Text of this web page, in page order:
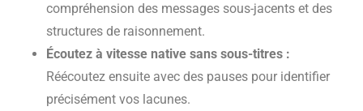
compréhension des messages sous-jacents et des
structures de raisonnement.
Écoutez à vitesse native sans sous-titres :
Réécoutez ensuite avec des pauses pour identifier
précisément vos lacunes.